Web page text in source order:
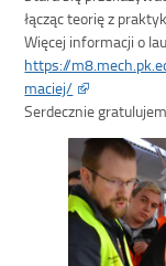
łącząc teorię z
Więcej informacji o
https://
maciej/
Serdecznie